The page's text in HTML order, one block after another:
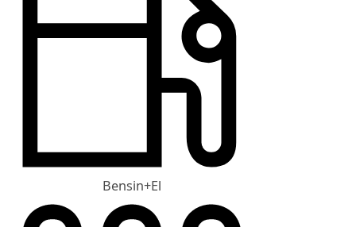
Bensin+El